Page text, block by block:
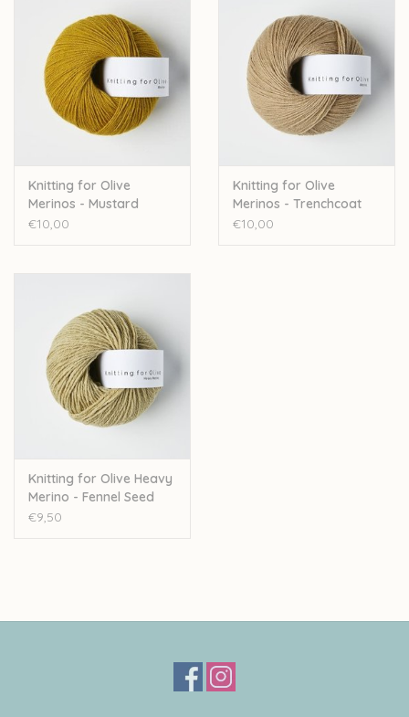
Stekenverhouding 10cm: 28st
100% merinowol
Handwas
Let op: de werkelijke kleur kan afwijken van de kleur op foto.
Knitting for Olive
Merinos - Mustard
€10,00
Knitting for Olive
Merinos - Trenchcoat
€10,00
Knitting for Olive Heavy
Merino - Fennel Seed
€9,50